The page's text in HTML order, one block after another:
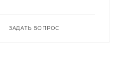
ЗАДАТЬ ВОПРОС